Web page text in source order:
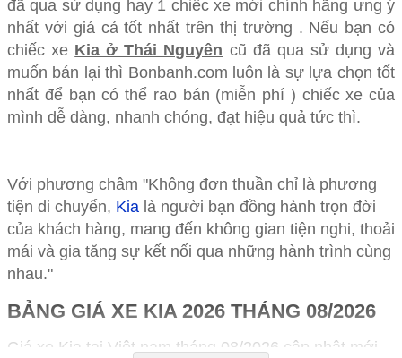
đã qua sử dụng hay 1 chiếc xe mới chính hãng ưng ý
nhất với giá cả tốt nhất trên thị trường . Nếu bạn có
chiếc xe Kia ở Thái Nguyên cũ đã qua sử dụng và
muốn bán lại thì Bonbanh.com luôn là sự lựa chọn tốt
nhất để bạn có thể rao bán (miễn phí ) chiếc xe của
mình dễ dàng, nhanh chóng, đạt hiệu quả tức thì.
Với phương châm "Không đơn thuần chỉ là phương
tiện di chuyển, Kia là người bạn đồng hành trọn đời
của khách hàng, mang đến không gian tiện nghi, thoải
mái và gia tăng sự kết nối qua những hành trình cùng
nhau."
BẢNG GIÁ XE KIA 2026 THÁNG 08/2026
Giá xe Kia tại Việt nam tháng 08/2026 cập nhật mới